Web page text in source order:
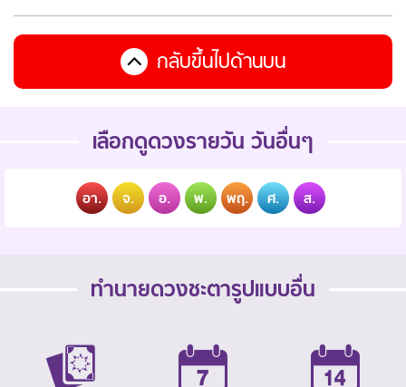
กลับขึ้นไปด้านบน
เลือกดูดวงรายวัน วันอื่นๆ
อา. จ. อ. พ. พฤ. ศ. ส.
ทำนายดวงชะตารูปแบบอื่น